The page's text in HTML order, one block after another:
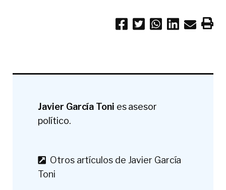
Javier García Toni es asesor
político.
Otros artículos de Javier García
Toni